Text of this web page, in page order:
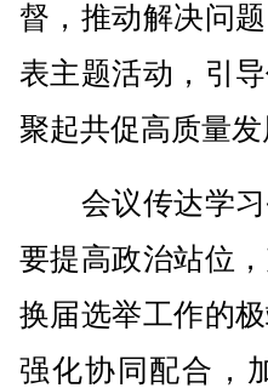
督，推动解决问
表主题活动，引
聚起共促高质量发
会议传达学习
要提高政治站位
换届选举工作的
强化协同配合，